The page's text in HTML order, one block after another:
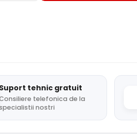
Suport tehnic gratuit
telefonica de la
nostri